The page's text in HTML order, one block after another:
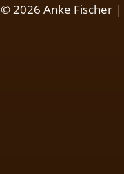
© 2026 Anke Fischer |